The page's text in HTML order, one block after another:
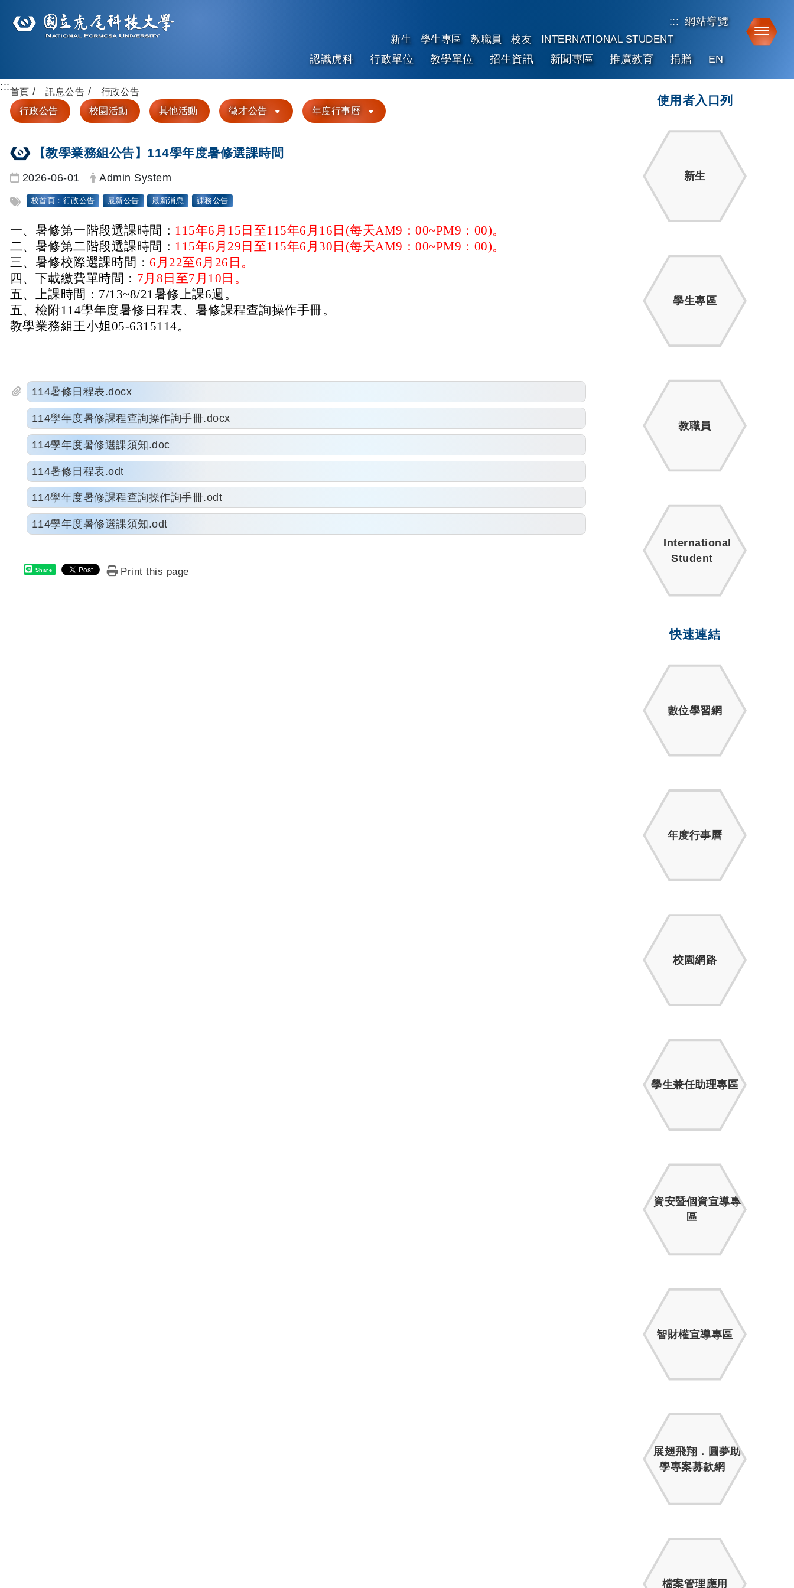
::: 網站導覽
新生 學生專區 教職員 校友 INTERNATIONAL STUDENT
認識虎科 行政單位 教學單位 招生資訊 新聞專區 推廣教育 捐贈 EN
:::首頁 訊息公告
行政公告
行政公告
校園活動 其他活動 徵才公告 年度行事曆
【教學業務組公告】114學年度暑修選課時間
日期：
2026-06-01 發布者：
Admin System
標籤：
校首頁：行政公告 最新公告 最新消息 課務公告
一、 暑修第一階段選課時間： 115年6月15日至115年6月16日(每天AM9：00~PM9：00)。
二、 暑修第二階段選課時間： 115年6月29日至115年6月30日 (每天AM9：00~PM9：00)。
三、暑修校際選課時間： 6月22至6月26日。
四、下載繳費單時間： 7月8日至7月10日。
五、上課時間：7/13~8/21暑修上課6週。
五、檢附114學年度暑修日程表、暑修課程查詢操作手冊。
教學業務組王小姐05-6315114。
114暑修日程表.docx
114學年度暑修課程查詢操作詢手冊.docx
114學年度暑修選課須知.doc
114暑修日程表.odt
114學年度暑修課程查詢操作詢手冊.odt
114學年度暑修選課須知.odt
Share Print this page
使用者入口列
新生
學生專區
教職員
International
Student
快速連結
數位學習網
年度行事曆
校園網路
學生兼任助理專區
資安暨個資宣導專
區
智財權宣導專區
展翅飛翔．圓夢助
學專案募款網
檔案管理應用